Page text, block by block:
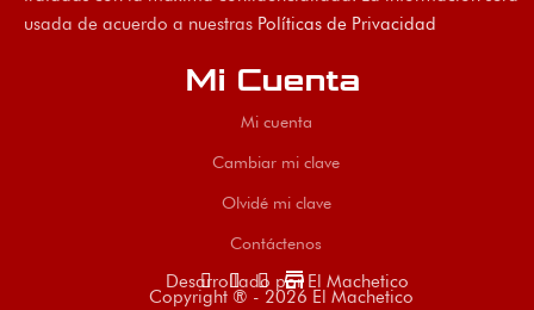
usada de acuerdo a nuestras Políticas de Privacidad
Mi Cuenta
Mi cuenta
Cambiar mi clave
Olvidé mi clave
Contáctenos
store
Desarrollado por El Machetico
Copyright ® - 2026 El Machetico